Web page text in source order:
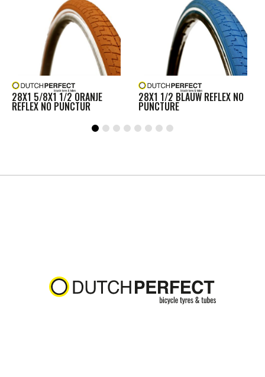
28X1 5/8X1 1/2 ORANJE
REFLEX NO PUNCTUR
28X1 1/2 BLAUW REFLEX NO
PUNCTURE